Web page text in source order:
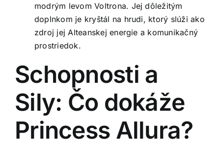
modrým levom Voltrona. Jej dôležitým
doplnkom je kryštál na hrudi, ktorý slúži ako
zdroj jej Alteanskej energie a komunikačný
prostriedok.
Schopnosti a
Sily: Čo dokáže
Princess Allura?